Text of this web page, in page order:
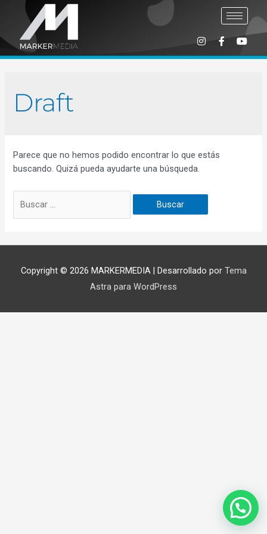
Draft
Parece que no hemos podido encontrar lo que estás
buscando. Quizá pueda ayudarte una búsqueda.
Copyright © 2026 MARKERMEDIA| Desarrollado por Tema
Astra para WordPress